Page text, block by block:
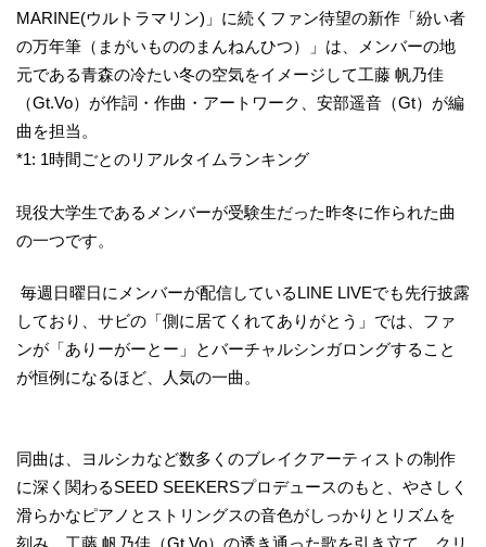
MARINE(ウルトラマリン)」に続くファン待望の新作「紛い者
の万年筆（まがいもののまんねんひつ）」は、メンバーの地
元である青森の冷たい冬の空気をイメージして工藤 帆乃佳
（Gt.Vo）が作詞・作曲・アートワーク、安部遥音（Gt）が編
曲を担当。
*1: 1時間ごとのリアルタイムランキング
現役大学生であるメンバーが受験生だった昨冬に作られた曲
の一つです。
毎週日曜日にメンバーが配信しているLINE LIVEでも先行披露
しており、サビの「側に居てくれてありがとう」では、ファ
ンが「ありーがーとー」とバーチャルシンガロングすること
が恒例になるほど、人気の一曲。
同曲は、ヨルシカなど数多くのブレイクアーティストの制作
に深く関わるSEED SEEKERSプロデュースのもと、やさしく
滑らかなピアノとストリングスの音色がしっかりとリズムを
刻み、工藤 帆乃佳（Gt.Vo）の透き通った歌を引き立て、クリ